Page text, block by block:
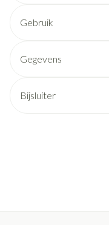
Gebruik
Gegevens
Bijsluiter